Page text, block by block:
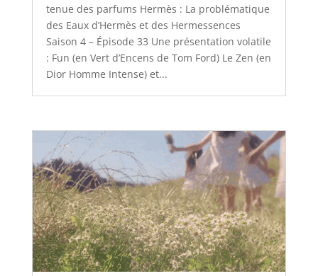
tenue des parfums Hermès : La problématique
des Eaux d’Hermès et des Hermessences
Saison 4 – Épisode 33 Une présentation volatile
: Fun (en Vert d’Encens de Tom Ford) Le Zen (en
Dior Homme Intense) et...